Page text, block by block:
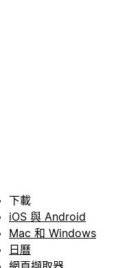
下載
iOS 與 Android
Mac 和 Windows
日曆